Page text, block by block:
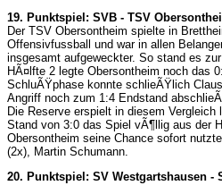
19. Punktspiel: SVB - TSV
Der TSV Obersontheim spielte in
Offensivfussball und war in allen
insgesamt aufgeweckter. So stand es
HÃ¤lfte 2 legte Obersontheim noch das
SchluÃŸphase konnte schlieÃŸlich
Angriff noch zum 1:4 Endstand
Die Reserve erspielt in diesem Vergleich
Stand von 3:0 das Spiel vÃ¶llig aus der
Obersontheim seine Chance sofort
(2x), Martin Schumann.
20. Punktspiel: SV Westgartshausen -